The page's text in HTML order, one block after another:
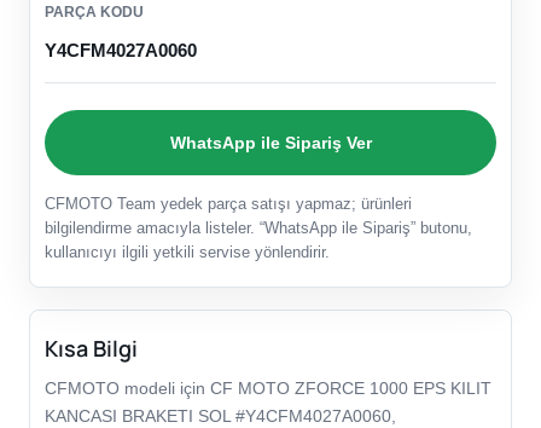
PARÇA KODU
Y4CFM4027A0060
WhatsApp ile Sipariş Ver
CFMOTO Team yedek parça satışı yapmaz; ürünleri
bilgilendirme amacıyla listeler. “WhatsApp ile Sipariş” butonu,
kullanıcıyı ilgili yetkili servise yönlendirir.
Kısa Bilgi
CFMOTO modeli için CF MOTO ZFORCE 1000 EPS KILIT
KANCASI BRAKETI SOL #Y4CFM4027A0060,